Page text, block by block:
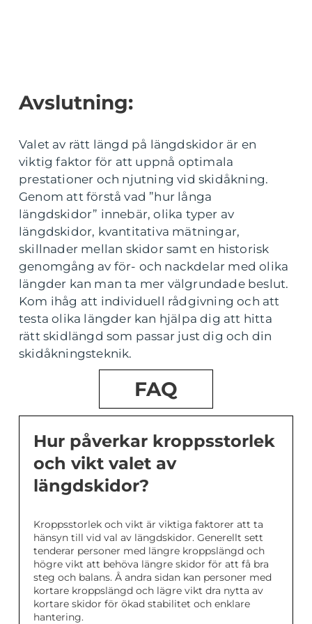
Avslutning:
Valet av rätt längd på längdskidor är en
viktig faktor för att uppnå optimala
prestationer och njutning vid skidåkning.
Genom att förstå vad ”hur långa
längdskidor” innebär, olika typer av
längdskidor, kvantitativa mätningar,
skillnader mellan skidor samt en historisk
genomgång av för- och nackdelar med olika
längder kan man ta mer välgrundade beslut.
Kom ihåg att individuell rådgivning och att
testa olika längder kan hjälpa dig att hitta
rätt skidlängd som passar just dig och din
skidåkningsteknik.
FAQ
Hur påverkar kroppsstorlek
och vikt valet av
längdskidor?
Kroppsstorlek och vikt är viktiga faktorer att ta
hänsyn till vid val av längdskidor. Generellt sett
tenderar personer med längre kroppslängd och
högre vikt att behöva längre skidor för att få bra
steg och balans. Å andra sidan kan personer med
kortare kroppslängd och lägre vikt dra nytta av
kortare skidor för ökad stabilitet och enklare
hantering.